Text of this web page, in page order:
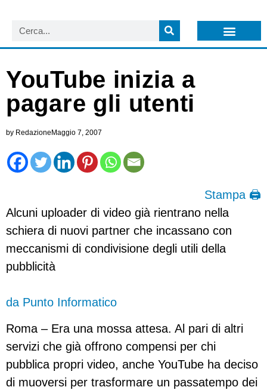
YouTube inizia a
pagare gli utenti
by Redazione Maggio 7, 2007
Stampa 🖨
Alcuni uploader di video già rientrano nella
schiera di nuovi partner che incassano con
meccanismi di condivisione degli utili della
pubblicità
da Punto Informatico
Roma – Era una mossa attesa. Al pari di altri
servizi che già offrono compensi per chi
pubblica propri video, anche YouTube ha deciso
di muoversi per trasformare un passatempo dei